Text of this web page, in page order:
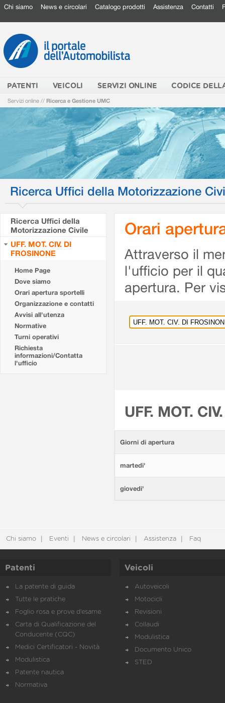
Chi siamo News e circolari Catalogo prodotti Assistenza Contatti
PATENTI VEICOLI SERVIZI ONLINE CODICE
Servizi online // Ricerca e Gestione UMC
Ricerca Uffici della Motorizzazione
Ricerca Uffici della
Motorizzazione Civile
UFF. MOT. CIV. DI
FROSINONE
Home Page
Dove siamo
Orari apertura sportelli
Organizzazione e contatti
Avvisi all'utenza
Normative
Turni operativi
Richiesta
informazioni/Contatta
l'ufficio
Orari
Attraverso il
l'ufficio per il
apertura. Per
UFF. MOT.
Giorni di apertura
martedi'
giovedi'
Chi siamo Eventi News e circolari Assistenza Faq
Patenti
La patente di guida
Tutte le pratiche
Foglio rosa e prove d’esame
Carta di Qualificazione del
Conducente (CQC)
Medici Certificatori - Novità
Modulistica
Patente nautica
Normativa
Veicoli
Autoveicoli
Motocicli
Revisioni
Collaudi
Modulistica
Documento Unico
STED